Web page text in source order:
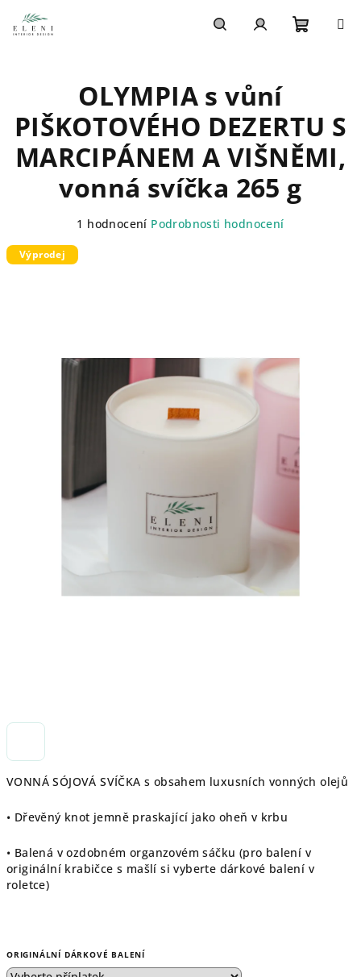
na
obsah
VONNÁ SÓJOVÁ SVÍČKA s obsahem luxusních vonných olejů
• Dřevěný knot jemně praskající jako oheň v krbu
• Balená v ozdobném organzovém sáčku (pro balení v
originální krabičce s mašlí si vyberte dárkové balení v
roletce)
ORIGINÁLNÍ DÁRKOVÉ BALENÍ
OLYMPIA s vůní
PIŠKOTOVÉHO DEZERTU S
MARCIPÁNEM A VIŠNĚMI,
vonná svíčka 265 g
Průměrné
produktu
1 hodnocení Podrobnosti hodnocení
Výprodej